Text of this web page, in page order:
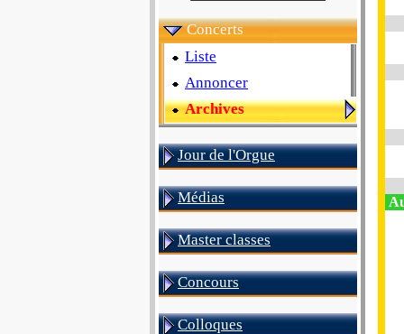
Concerts
Liste
Annoncer
Archives
Jour de l'Orgue
Médias
Master classes
Concours
Colloques